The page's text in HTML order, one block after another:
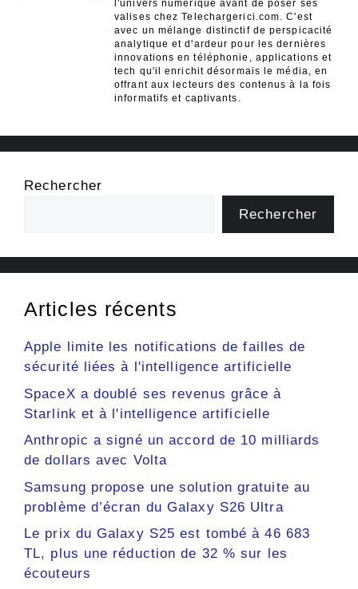
l'univers numérique avant de poser ses
valises chez Telechargerici.com. C'est
avec un mélange distinctif de perspicacité
analytique et d'ardeur pour les dernières
innovations en téléphonie, applications et
tech qu'il enrichit désormais le média, en
offrant aux lecteurs des contenus à la fois
informatifs et captivants.
Rechercher
Rechercher
Articles récents
Apple limite les notifications de failles de
sécurité liées à l'intelligence artificielle
SpaceX a doublé ses revenus grâce à
Starlink et à l'intelligence artificielle
Anthropic a signé un accord de 10 milliards
de dollars avec Volta
Samsung propose une solution gratuite au
problème d’écran du Galaxy S26 Ultra
Le prix du Galaxy S25 est tombé à 46 683
TL, plus une réduction de 32 % sur les
écouteurs